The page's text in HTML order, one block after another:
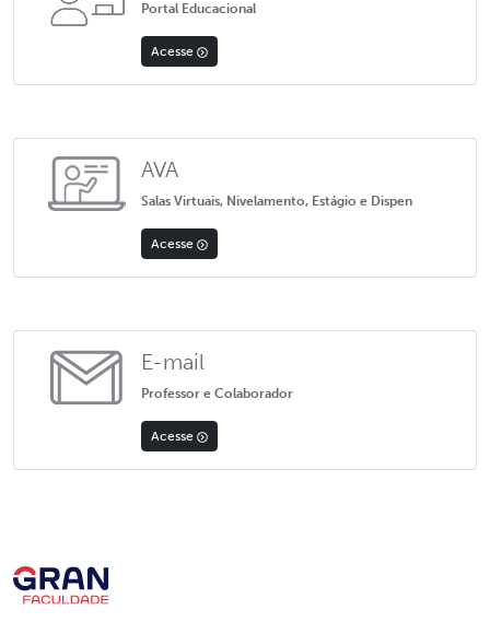
Portal Educacional
Acesse
AVA
Salas Virtuais, Nivelamento, Estágio e Dispen
Acesse
E-mail
Professor e Colaborador
Acesse